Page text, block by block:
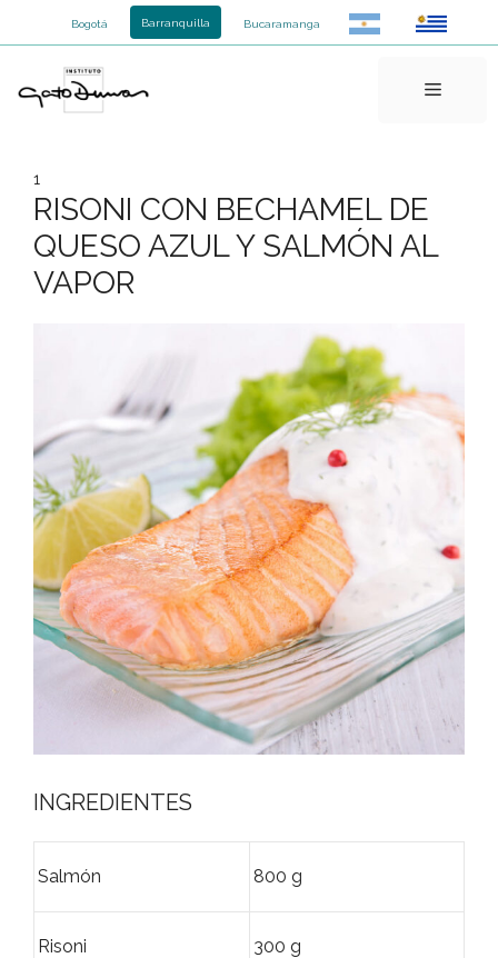
Bogotá Barranquilla Bucaramanga
Menú
1
RISONI CON BECHAMEL DE
QUESO AZUL Y SALMÓN AL
VAPOR
INGREDIENTES
Salmón 800 g
Risoni 300 g